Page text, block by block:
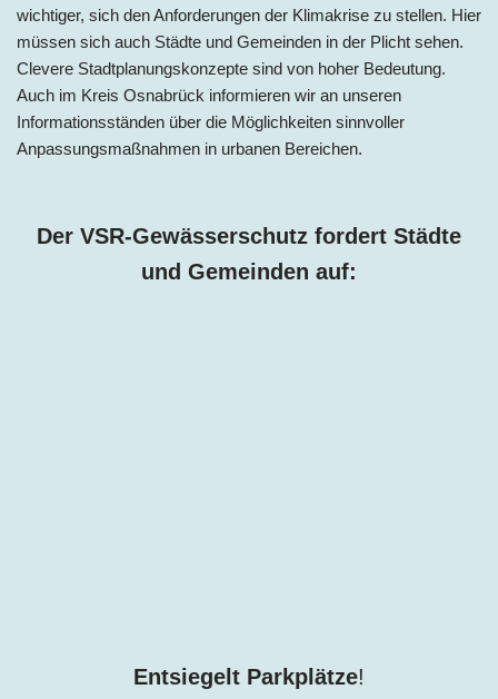
wichtiger, sich den Anforderungen der Klimakrise zu stellen. Hier
müssen sich auch Städte und Gemeinden in der Plicht sehen.
Clevere Stadtplanungskonzepte sind von hoher Bedeutung.
Auch im Kreis Osnabrück informieren wir an unseren
Informationsständen über die Möglichkeiten sinnvoller
Anpassungsmaßnahmen in urbanen Bereichen.
Der VSR-Gewässerschutz fordert Städte
und Gemeinden auf:
Entsiegelt Parkplätze!